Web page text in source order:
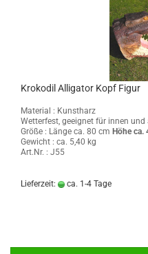
Krokodil Alligator Kopf Figur
Material : Kunstharz
Wetterfest, geeignet für innen und
Größe : Länge ca. 80 cm Höhe ca.
Gewicht : ca. 5,40 kg
Art.Nr. : J55
Lieferzeit: ca. 1-4 Tage